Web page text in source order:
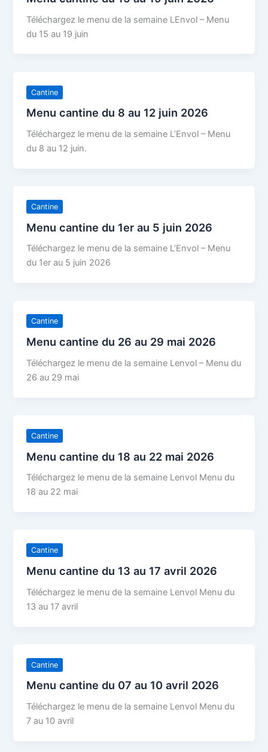
Téléchargez le menu de la semaine LEnvol – Menu
du 15 au 19 juin
Cantine
Menu cantine du 8 au 12 juin 2026
Téléchargez le menu de la semaine L’Envol – Menu
du 8 au 12 juin.
Cantine
Menu cantine du 1er au 5 juin 2026
Téléchargez le menu de la semaine L’Envol – Menu
du 1er au 5 juin 2026
Cantine
Menu cantine du 26 au 29 mai 2026
Téléchargez le menu de la semaine Lenvol – Menu du
26 au 29 mai
Cantine
Menu cantine du 18 au 22 mai 2026
Téléchargez le menu de la semaine Lenvol Menu du
18 au 22 mai
Cantine
Menu cantine du 13 au 17 avril 2026
Téléchargez le menu de la semaine Lenvol Menu du
13 au 17 avril
Cantine
Menu cantine du 07 au 10 avril 2026
Téléchargez le menu de la semaine Lenvol Menu du
7 au 10 avril